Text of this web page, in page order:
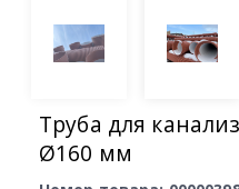
Труба для
Ø160 мм